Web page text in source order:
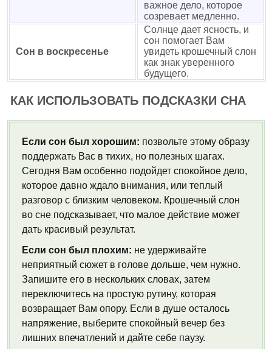
важное дело, которое
созревает медленно.
Сон в воскресенье
Солнце дает ясность, и
сон помогает Вам
увидеть крошечный слон
как знак уверенного
будущего.
КАК ИСПОЛЬЗОВАТЬ ПОДСКАЗКИ СНА
Если сон был хорошим: позвольте этому образу
поддержать Вас в тихих, но полезных шагах.
Сегодня Вам особенно подойдет спокойное дело,
которое давно ждало внимания, или теплый
разговор с близким человеком. Крошечный слон
во сне подсказывает, что малое действие может
дать красивый результат.
Если сон был плохим: не удерживайте
неприятный сюжет в голове дольше, чем нужно.
Запишите его в нескольких словах, затем
переключитесь на простую рутину, которая
возвращает Вам опору. Если в душе осталось
напряжение, выберите спокойный вечер без
лишних впечатлений и дайте себе паузу.